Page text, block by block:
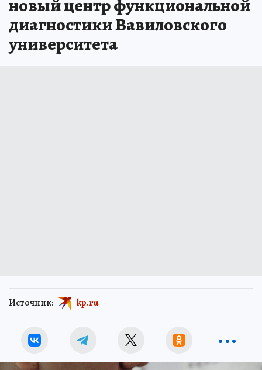
новый центр функциональной
диагностики Вавиловского
университета
Источник: kp.ru